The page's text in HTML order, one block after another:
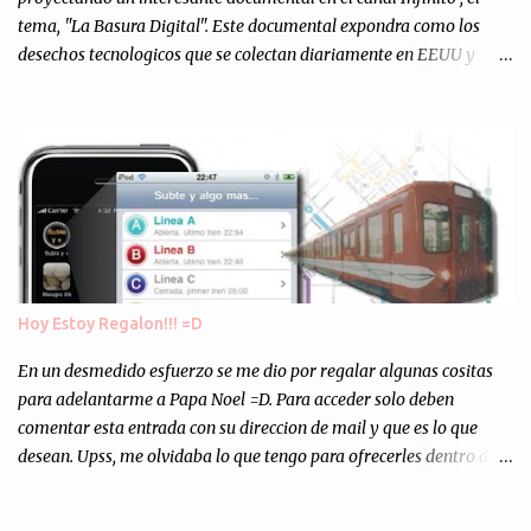
tema, "La Basura Digital". Este documental expondra como los
desechos tecnologicos que se colectan diariamente en EEUU y
Asi, todos los residuos sonincinerados produciendo lo que los
ambientalistas llaman "La Pesadilla de la Edad Cibernetica". La
transmision es el Domingo 2 de diciembre a las 21:00 hs. Me
parecio muy interesante, no creo que lo pueda ver por la hora, asi
que los comentarios los dejo en sus manos...
Hoy Estoy Regalon!!! =D
En un desmedido esfuerzo se me dio por regalar algunas cositas
para adelantarme a Papa Noel =D. Para acceder solo deben
comentar esta entrada con su direccion de mail y que es lo que
desean. Upss, me olvidaba lo que tengo para ofrecerles dentro de